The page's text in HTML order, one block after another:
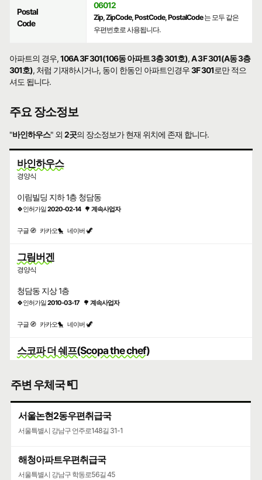
Postal
Code
06012
Zip, ZipCode, PostCode, PostalCode는 모두 같은
우편번호로 사용됩니다.
아파트의 경우,106A 3F 301(106동 아파트 3층 301호),A 3F 301(A동 3층
301호), 처럼 기재하시거나, 동이 한동인 아파트인경우3F 301로만 적으
셔도 됩니다.
주요 장소정보
"바인하우스" 외2곳의 장소정보가 현재 위치에 존재 합니다.
바인하우스
경양식
이림빌딩 지하 1층 청담동
🍀인허가일2020-02-14 🌳 계속사업자
구글 🧭 카카오🐤 네이버 🦖
그림버겐
경양식
청담동 지상 1층
🍀인허가일2010-03-17 🌳 계속사업자
구글 🧭 카카오🐤 네이버 🦖
스코파 더 쉐프(Scopa the chef)
청담동 2층
구글 🧭 카카오🐤 네이버 🦖
주변 우체국 📮
서울논현2동우편취급국
서울특별시 강남구 언주로148길 31-1
해청아파트우편취급국
서울특별시 강남구 학동로56길 45